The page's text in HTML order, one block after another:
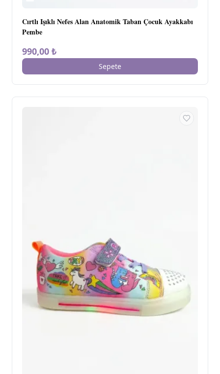
Cırtlı Işıklı Nefes Alan Anatomik Taban Çocuk Ayakkabı
Pembe
990,00 ₺
Sepete